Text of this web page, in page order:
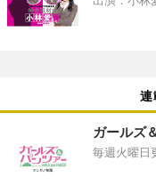
連
ガールズ
毎週火曜日